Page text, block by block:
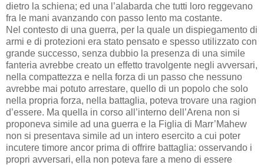
dietro la schiena; ed una l’alabarda che tutti loro reggevano
fra le mani avanzando con passo lento ma costante.
Nel contesto di una guerra, per la quale un dispiegamento di
armi e di protezioni era stato pensato e spesso utilizzato con
grande successo, senza dubbio la presenza di una simile
fanteria avrebbe creato un effetto travolgente negli avversari,
nella compattezza e nella forza di un passo che nessuno
avrebbe mai potuto arrestare, quello di un popolo che solo
nella propria forza, nella battaglia, poteva trovare una ragion
d’essere. Ma quella in corso all’interno dell’Arena non si
proponeva simile ad una guerra e la Figlia di Marr’Mahew
non si presentava simile ad un intero esercito a cui poter
incutere timore ancor prima di offrire battaglia: osservando i
propri avversari, ella non poteva fare a meno di essere